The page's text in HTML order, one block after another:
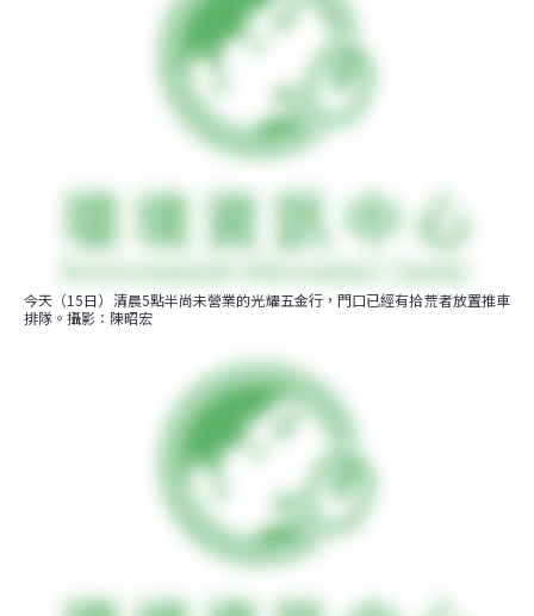
今天（15日）清晨5點半尚未營業的光耀五金行，門口已經有拾荒者放置推車
排隊。攝影：陳昭宏